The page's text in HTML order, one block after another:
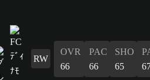
RW
OVR
66
PAC
66
SHO
65